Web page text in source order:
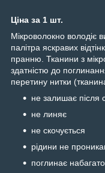
Ціна за 1 шт.
Мікроволокно володіє
палітра яскравих
пранню. Тканини з
здатністю до
перетину нитки
не залишає після
не линяє
не скочується
рідини не
поглинає